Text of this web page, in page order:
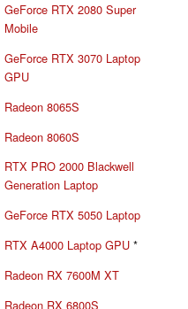
GeForce RTX 2080 Super
Mobile
GeForce RTX 3070 Laptop
GPU
Radeon 8065S
Radeon 8060S
RTX PRO 2000 Blackwell
Generation Laptop
GeForce RTX 5050 Laptop
RTX A4000 Laptop GPU *
Radeon RX 7600M XT
Radeon RX 6800S